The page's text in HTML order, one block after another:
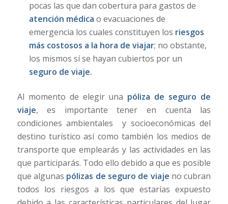
pocas las que dan cobertura para gastos de
atención médica o evacuaciones de
emergencia los cuales constituyen los riesgos
más costosos a la hora de viajar; no obstante,
los mismos sí se hayan cubiertos por un
seguro de viaje.
Al momento de elegir una póliza de seguro de
viaje, es importante tener en cuenta las
condiciones ambientales y socioeconómicas del
destino turístico así como también los medios de
transporte que emplearás y las actividades en las
que participarás. Todo ello debido a que es posible
que algunas pólizas de seguro de viaje no cubran
todos los riesgos a los que estarías expuesto